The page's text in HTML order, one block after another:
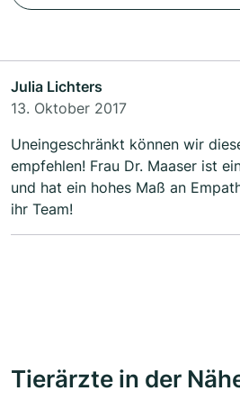
Julia Lichters
13. Oktober 2017
Uneingeschränkt können wir
empfehlen! Frau Dr. Maaser ist
und hat ein hohes Maß an
ihr Team!
Tierärzte in der